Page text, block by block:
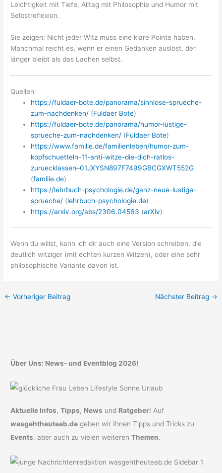
Leichtigkeit mit Tiefe, Alltag mit Philosophie und Humor mit
Selbstreflexion.
Sie zeigen: Nicht jeder Witz muss eine klare Pointe haben.
Manchmal reicht es, wenn er einen Gedanken auslöst, der
länger bleibt als das Lachen selbst.
Quellen
https://fuldaer-bote.de/panorama/sinnlose-sprueche-
zum-nachdenken/ (Fuldaer Bote)
https://fuldaer-bote.de/panorama/humor-lustige-
sprueche-zum-nachdenken/ (Fuldaer Bote)
https://www.familie.de/familienleben/humor-zum-
kopfschuetteln-11-anti-witze-die-dich-ratlos-
zuruecklassen–01JXYSN897F7499GBCGXWT552G
(familie.de)
https://lehrbuch-psychologie.de/ganz-neue-lustige-
sprueche/ (lehrbuch-psychologie.de)
https://arxiv.org/abs/2306.04563 (arXiv)
Wenn du willst, kann ich dir auch eine Version schreiben, die
deutlich witziger (mit echten kurzen Witzen), oder eine sehr
philosophische Variante davon ist.
← Vorheriger Beitrag Nächster Beitrag →
Über Uns: News- und Eventblog 2026!
Aktuelle Infos,Tipps, News und Ratgeber! Auf
wasgehtheuteab.de geben wir Ihnen Tipps und Tricks zu
Events, aber auch zu vielen weiterenThemen.